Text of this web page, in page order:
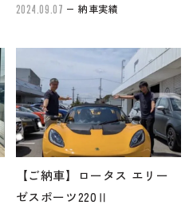
2024.09.07 納車実績
【ご納車】ロータス エリー
ゼスポーツ220Ⅱ